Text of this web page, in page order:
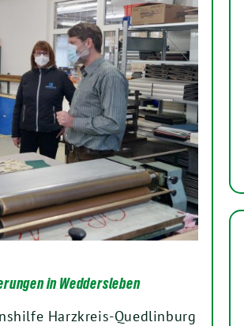
in Weddersleben
Harzkreis-Quedlinburg